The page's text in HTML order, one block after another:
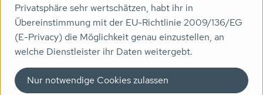
Ananaskirschen sind nicht nur geschmacklich ein Highlight,
sondern auch echte Nährstoffwunder. Sie enthalten
wertvolle Vitamine wie A, B und C (ca. 30 mg Vitamin C
pro 100 g), dazu Eisen und Phosphor. Diese Inhaltsstoffe
fördern das Immunsystem, stärken die Sehkraft,
Privatsphäre sehr wertschätzen, habt ihr in
Übereinstimmung mit der EU-Richtlinie 2009/136/EG
(E-Privacy) die Möglichkeit genau einzustellen, an
welche Dienstleister ihr Daten weitergebt.
Nur notwendige Cookies zulassen